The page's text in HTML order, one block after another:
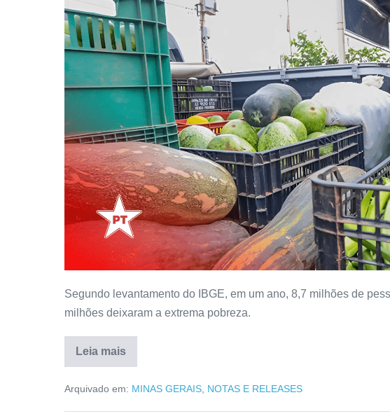
Segundo levantamento do IBGE, em um ano, 8,7 milhões de
milhões deixaram a extrema pobreza.
Leia mais
Arquivado em: MINAS GERAIS, NOTAS E RELEASES